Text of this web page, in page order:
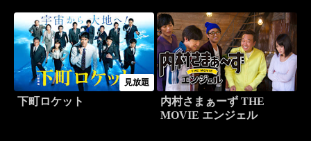
見放題
下町ロケット
内村さまぁーず THE
MOVIE エンジェル